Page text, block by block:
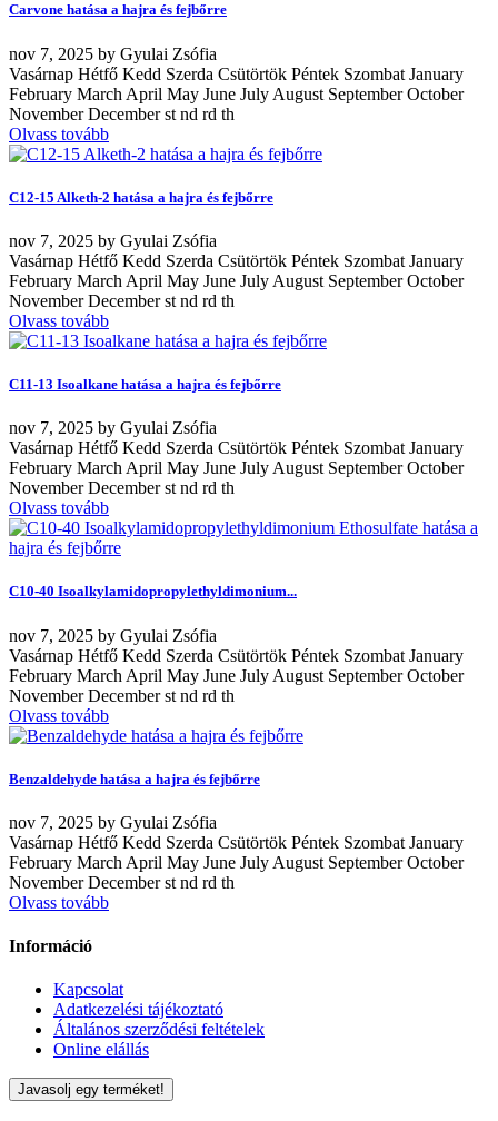
Carvone hatása a hajra és fejbőrre
nov 7, 2025 by Gyulai Zsófia
Vasárnap Hétfő Kedd Szerda Csütörtök Péntek Szombat January
February March April May June July August September October
November December st nd rd th
Olvass tovább
C12-15 Alketh-2 hatása a hajra és fejbőrre
nov 7, 2025 by Gyulai Zsófia
Vasárnap Hétfő Kedd Szerda Csütörtök Péntek Szombat January
February March April May June July August September October
November December st nd rd th
Olvass tovább
C11-13 Isoalkane hatása a hajra és fejbőrre
nov 7, 2025 by Gyulai Zsófia
Vasárnap Hétfő Kedd Szerda Csütörtök Péntek Szombat January
February March April May June July August September October
November December st nd rd th
Olvass tovább
C10-40 Isoalkylamidopropylethyldimonium...
nov 7, 2025 by Gyulai Zsófia
Vasárnap Hétfő Kedd Szerda Csütörtök Péntek Szombat January
February March April May June July August September October
November December st nd rd th
Olvass tovább
Benzaldehyde hatása a hajra és fejbőrre
nov 7, 2025 by Gyulai Zsófia
Vasárnap Hétfő Kedd Szerda Csütörtök Péntek Szombat January
February March April May June July August September October
November December st nd rd th
Olvass tovább
Információ
Kapcsolat
Adatkezelési tájékoztató
Általános szerződési feltételek
Online elállás
Javasolj egy terméket!